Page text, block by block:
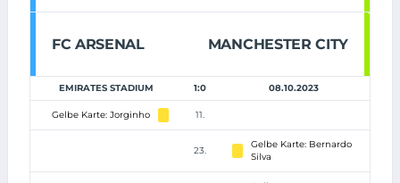
FC ARSENAL MANCHESTER CITY
EMIRATES STADIUM 1:0 08.10.2023
Gelbe Karte: Jorginho 11.
23.
Gelbe Karte: Bernardo
Silva